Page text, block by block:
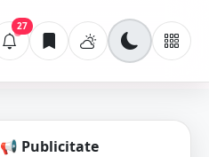
27
📢 Publicitate